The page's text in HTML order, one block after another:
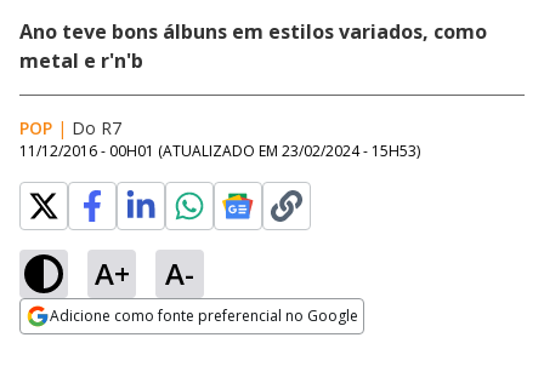
Ano teve bons álbuns em estilos variados, como
metal e r'n'b
POP | Do R7
11/12/2016 - 00H01 (ATUALIZADO EM 23/02/2024 - 15H53)
A+ A-
Adicione como fonte preferencial no Google